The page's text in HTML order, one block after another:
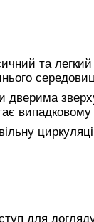
та
дверима
випадковому
для